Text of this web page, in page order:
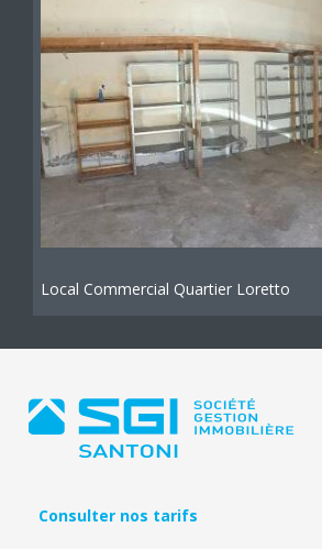
Local Commercial Quartier Loretto
Consulter nos tarifs